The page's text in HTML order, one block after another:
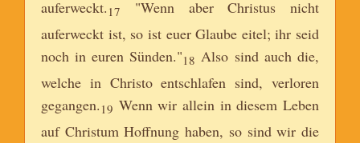
auferweckt. 17
"Wenn aber Christus nicht
auferweckt ist, so ist euer Glaube eitel; ihr seid
noch in euren Sünden."18 Also sind auch die,
welche in Christo entschlafen sind, verloren
gegangen. 19 Wenn wir allein in diesem Leben
auf Christum Hoffnung haben, so sind wir die